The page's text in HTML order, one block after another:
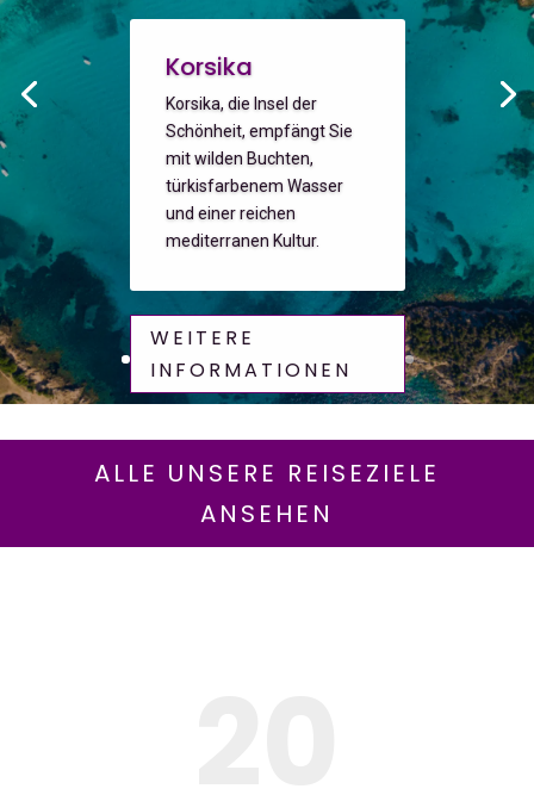
Korsika
Korsika, die Insel der
Schönheit, empfängt Sie
mit wilden Buchten,
türkisfarbenem Wasser
und einer reichen
mediterranen Kultur.
WEITERE
INFORMATIONEN
ALLE UNSERE REISEZIELE
ANSEHEN